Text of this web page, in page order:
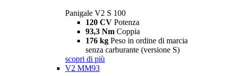
Panigale V2 S 100
120 CV Potenza
93,3 Nm Coppia
176 kg Peso in ordine di marcia
senza carburante (versione S)
scopri di più
V2 MM93